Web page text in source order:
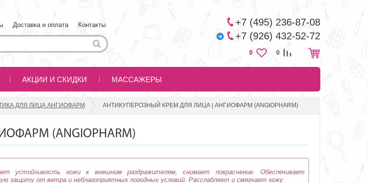
Доставка и оплата Контакты
+7 (495) 236-87-08
+7 (926) 432-52-72
0 0
АКЦИИ И СКИДКИ МАССАЖЕРЫ
ДЛЯ ЛИЦА АНГИОФАРМ АНТИКУПЕРОЗНЫЙ КРЕМ ДЛЯ ЛИЦА | АНГИОФАРМ (ANGIOPHARM)
(ANGIOPHARM)
устойчивость кожи к внешним раздражителям, снимает покраснение. Обеспечивает
защиту от ветра и неблагоприятных погодных условий. Расслабляет и смягчает кожу.